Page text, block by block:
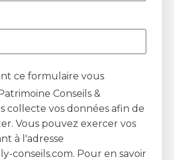
ce formulaire vous
Conseils &
collecte vos données afin de
Vous pouvez exercer vos
à l'adresse
conseils.com. Pour en savoir